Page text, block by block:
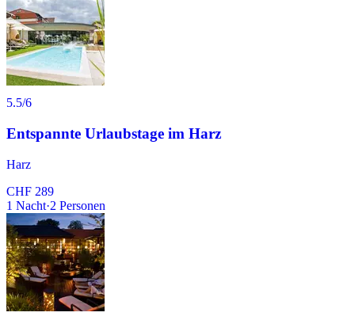
5.5/6
Entspannte Urlaubstage im Harz
Harz
CHF 289
1 Nacht·2 Personen